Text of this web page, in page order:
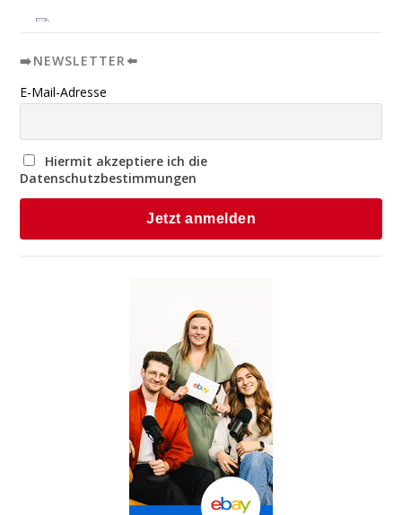
➡️NEWSLETTER⬅️
E-Mail-Adresse
Hiermit akzeptiere ich die
Datenschutzbestimmungen